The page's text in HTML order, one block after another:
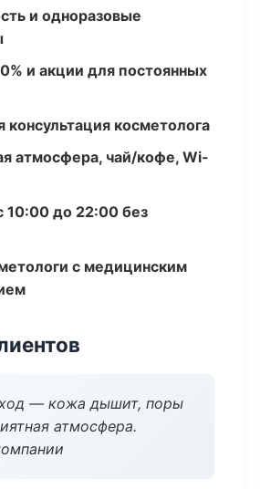
и одноразовые
и акции для постоянных
консультация косметолога
атмосфера, чай/кофе, Wi-
10:00 до 22:00 без
с медицинским
— кожа дышит, поры
атмосфера.